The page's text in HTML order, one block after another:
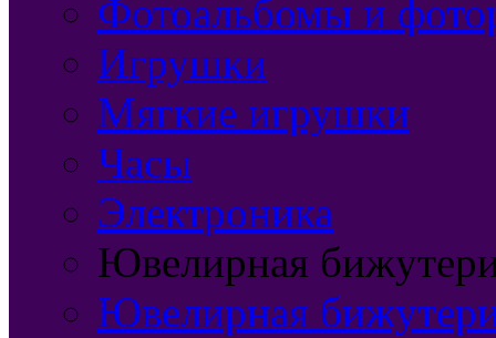
Фотоальбомы и
Игрушки
Мягкие игрушки
Часы
Электроника
Ювелирная
Ювелирная